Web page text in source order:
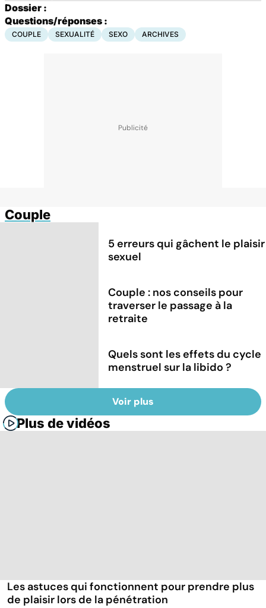
Dossier :
Questions/réponses :
COUPLE SEXUALITÉ SEXO ARCHIVES
Couple
5 erreurs qui gâchent le plaisir
sexuel
Couple : nos conseils pour
traverser le passage à la
retraite
Quels sont les effets du cycle
menstruel sur la libido ?
Voir plus
Plus de vidéos
Les astuces qui fonctionnent pour prendre plus
de plaisir lors de la pénétration